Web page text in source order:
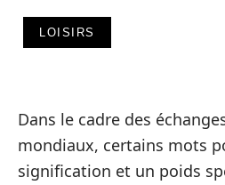
LOISIRS
Dans le cadre des
mondiaux, certains mots
signification et un poids